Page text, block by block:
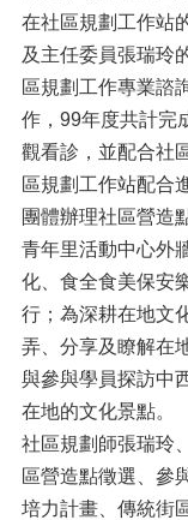
在社區規劃工作站
及主任委員張瑞玲
區規劃工作專業諮
作，99年度共計完
觀看診，並配合社
區規劃工作站配合
團體辦理社區營造
青年里活動中心外
化、食全食美保安
行；為深耕在地文
弄、分享及瞭解在
與參與學員探訪中
在地的文化景點。
社區規劃師張瑞玲
區營造點徵選、參
培力計畫、傳統街